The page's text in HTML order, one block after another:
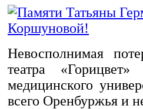
Невосполнимая
театра «Горицвет»
медицинского
всего Оренбуржья и